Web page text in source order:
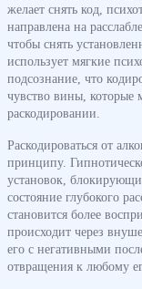
желает снять код,
направлена на
чтобы снять
использует мягкие
подсознание, что
чувство вины, которые
раскодировании.
Раскодироваться от
принципу.
установок,
состояние глубокого
становится более
происходит через
его с негативными
отвращения к любому